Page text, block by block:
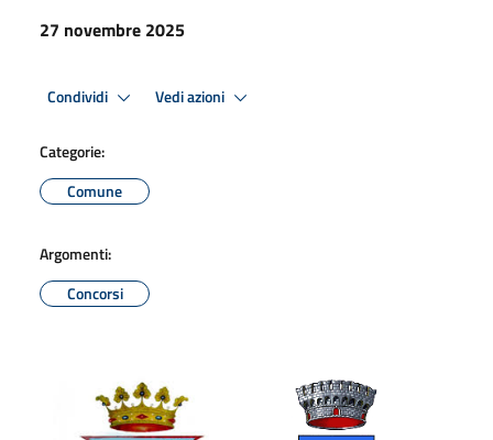
27 novembre 2025
Condividi Vedi azioni
Categorie:
Comune
Argomenti:
Concorsi